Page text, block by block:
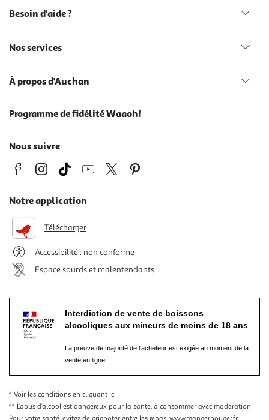
Besoin d'aide ?
Nos services
À propos d'Auchan
Programme de fidélité Waaoh!
Nous suivre
Notre application
Télécharger
Accessibilité : non conforme
Espace sourds et malentendants
Interdiction de vente de boissons
alcooliques aux mineurs de moins de 18 ans
La preuve de majorité de l'acheteur est exigée au moment de la
vente en ligne.
* Voir les conditions en cliquant ici
** L’abus d’alcool est dangereux pour la santé, à consommer avec modération